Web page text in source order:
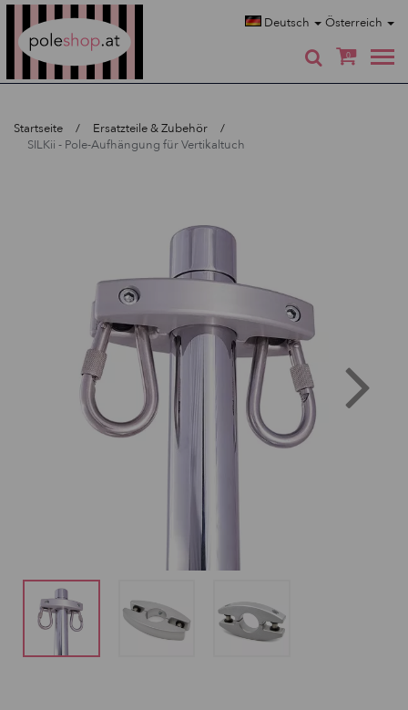
Deutsch Österreich
0
Startseite
Ersatzteile & Zubehör
SILKii - Pole-Aufhängung für Vertikaltuch